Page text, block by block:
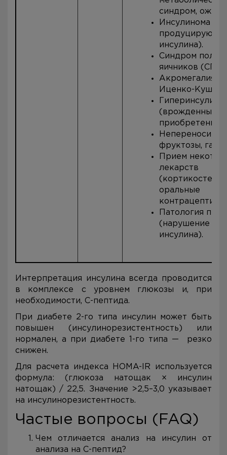
синдром,
Инсулинома
инсулина).
Синдром
яичников
Акромегалия,
Иценко-
(врожденный
фруктозы,
Прием
лекарств
оральные
Патология
(нарушение
инсулина).
Интерпретация инсулина всегда проводится
в комплексе с уровнем глюкозы и, при
необходимости, С-пептида.
При диабете 2-го типа инсулин может быть
повышен (инсулинорезистентность) или
нормален, а при диабете 1-го типа — резко
снижен.
Для расчета индекса HOMA-IR используется
формула: (глюкоза натощак × инсулин
натощак) / 22,5. Значение >2,5–3,0 указывает
на инсулинорезистентность.
Частые вопросы (FAQ)
Чем отличается анализ на инсулин от
анализа на С-пептид?